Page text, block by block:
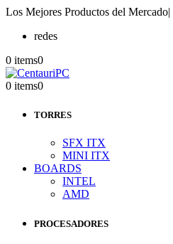
Los Mejores Productos del Mercado|
redes
0 items0
0 items0
TORRES
SFX ITX
MINI ITX
BOARDS
INTEL
AMD
PROCESADORES